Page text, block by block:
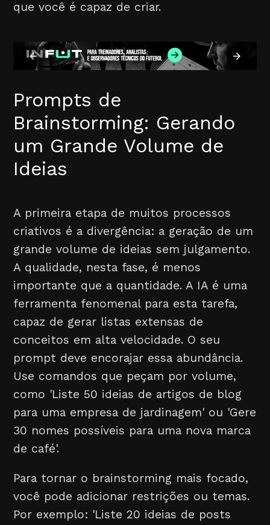
que você é capaz de criar.
Prompts de
Brainstorming: Gerando
um Grande Volume de
Ideias
A primeira etapa de muitos processos
criativos é a divergência: a geração de um
grande volume de ideias sem julgamento.
A qualidade, nesta fase, é menos
importante que a quantidade. A IA é uma
ferramenta fenomenal para esta tarefa,
capaz de gerar listas extensas de
conceitos em alta velocidade. O seu
prompt deve encorajar essa abundância.
Use comandos que peçam por volume,
como 'Liste 50 ideias de artigos de blog
para uma empresa de jardinagem' ou 'Gere
30 nomes possíveis para uma nova marca
de café'.
Para tornar o brainstorming mais focado,
você pode adicionar restrições ou temas.
Por exemplo: 'Liste 20 ideias de posts